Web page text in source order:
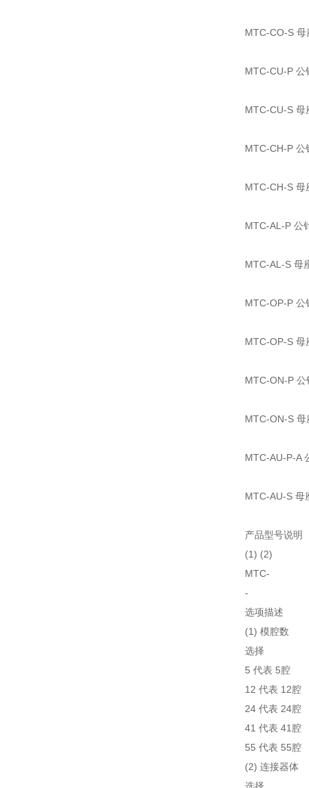
MTC-CO-S
MTC-CU-P 公
MTC-CU-S 母
MTC-CH-P
MTC-CH-S
MTC-AL-P 公
MTC-AL-S 母
MTC-OP-P 公
MTC-OP-S 母
MTC-ON-P
MTC-ON-S
MTC-AU-P-A
MTC-AU-S 母
产品型号说明
(1) (2)
MTC-
-
选项描述
(1) 模腔数
选择
5 代表 5腔
12 代表 12腔
24 代表 24腔
41 代表 41腔
55 代表 55腔
(2) 连接器体